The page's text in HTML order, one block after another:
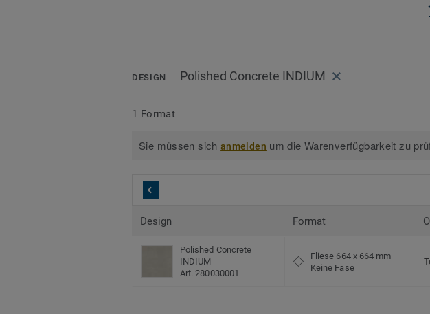
DESIGN Polished Concrete INDIUM
1 Format
Sie müssen sichanmelden um die Warenverfügbarkeit zu
Design Format
Polished Concrete
INDIUM
Art. 280030001
Fliese 664 x 664 mm
Keine Fase